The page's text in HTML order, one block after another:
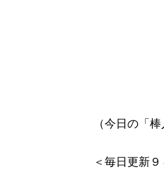
（今日の「
＜毎日更新